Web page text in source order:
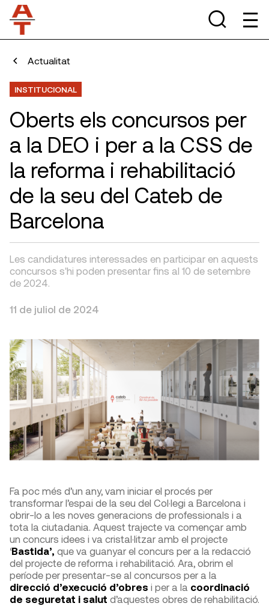
Actualitat
INSTITUCIONAL
Oberts els concursos per
a la DEO i per a la CSS de
la reforma i rehabilitació
de la seu del Cateb de
Barcelona
Les candidatures interessades en participar en aquests
concursos s'hi poden presentar fins al 10 de setembre
de 2024.
11 de juliol de 2024
Fa poc més d’un any, vam iniciar el procés per
transformar l’espai de la seu del Col·legi a Barcelona i
obrir-lo a les noves generacions de professionals i a
tota la ciutadania. Aquest trajecte va començar amb
un concurs idees i va cristal·litzar amb el projecte
‘Bastida’, que va guanyar el concurs per a la redacció
del projecte de reforma i rehabilitació. Ara, obrim el
període per presentar-se al concursos per a la
direcció d’execució d’obres i per a la coordinació
de seguretat i salut d’aquestes obres de rehabilitació.